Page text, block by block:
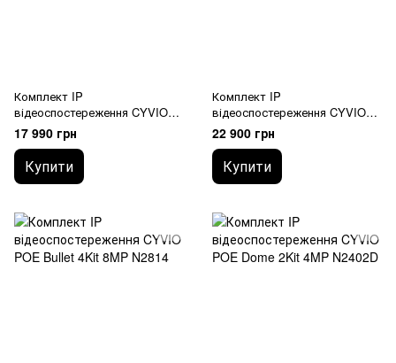
Комплект IP
відеоспостереження CYVIO
POE Bullet 2Kit 8MP N2412
17 990 грн
Купити
Комплект IP
відеоспостереження CYVIO
POE Bullet 4Kit 4MP N2804
22 900 грн
Купити